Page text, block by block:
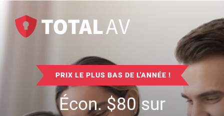
PRIX LE PLUS BAS DE L'ANNÉE !
Écon.$80sur